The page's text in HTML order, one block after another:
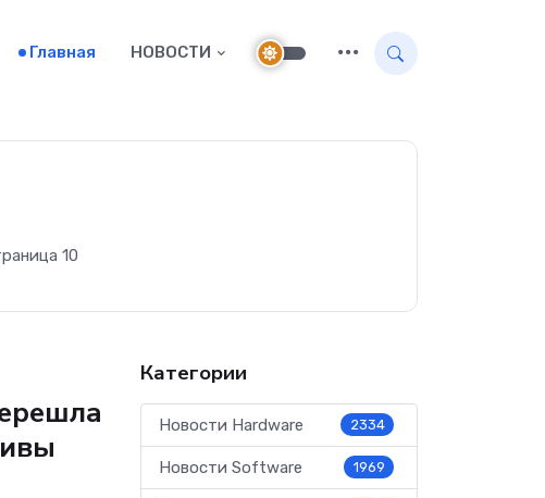
Главная НОВОСТИ
10
Категории
Новости Hardware 2334
Новости Software 1969